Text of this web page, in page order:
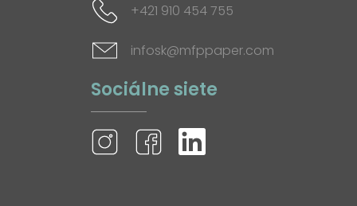
+421 910 454 755
infosk@mfppaper.com
Sociálne siete